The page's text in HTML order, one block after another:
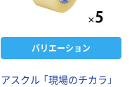
バリエーション
アスクル 「現場のチカラ」